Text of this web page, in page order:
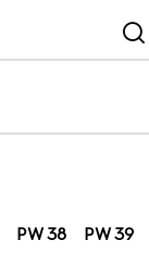
PW 38 PW 39